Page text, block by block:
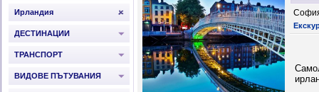
Ирландия
ДЕСТИНАЦИИ
ТРАНСПОРТ
ВИДОВЕ ПЪТУВАНИЯ